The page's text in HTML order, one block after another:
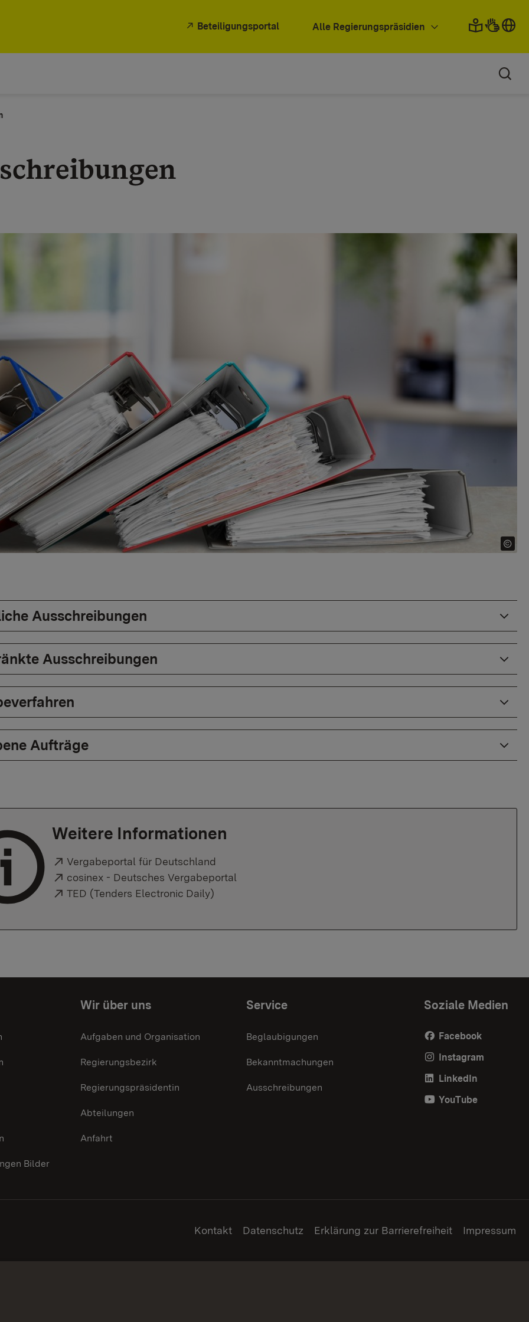
Beteiligungsportal Alle Regierungspräsidien
Ausschreibungen
Ausschreibungen
Aufträge
Weitere Informationen
Externer Link:
Vergabeportal für Deutschland
Externer Link:
cosinex - Deutsches Vergabeportal
Externer Link:
TED (Tenders Electronic Daily)
Bilder
Wir über uns
Aufgaben und Organisation
Regierungsbezirk
Regierungspräsidentin
Abteilungen
Anfahrt
Service
Beglaubigungen
Bekanntmachungen
Ausschreibungen
Soziale Medien
Facebook
Instagram
LinkedIn
YouTube
Kontakt Datenschutz Erklärung zur Barrierefreiheit Impressum